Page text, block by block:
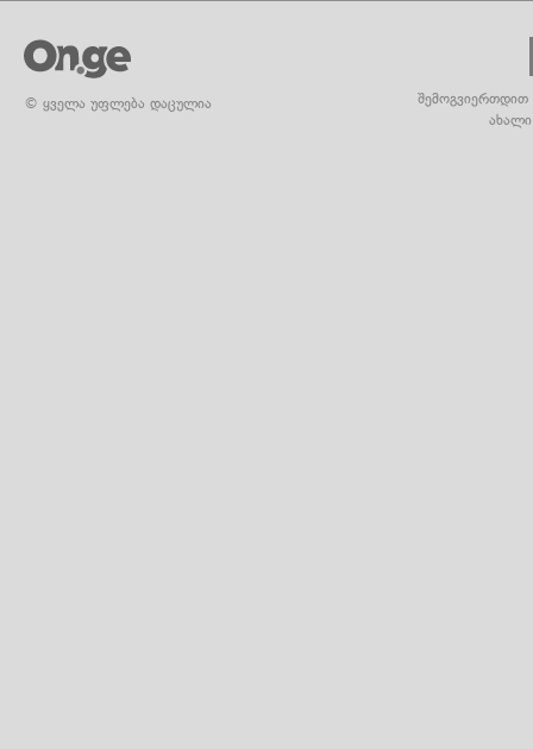
© ყველა უფლება დაცულია
შემოგვიერთდით
ახალი